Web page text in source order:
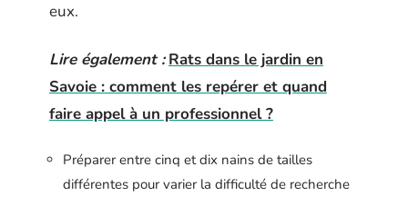
eux.
Lire également : Rats dans le jardin en
Savoie : comment les repérer et quand
faire appel à un professionnel ?
Préparer entre cinq et dix nains de tailles
différentes pour varier la difficulté de recherche